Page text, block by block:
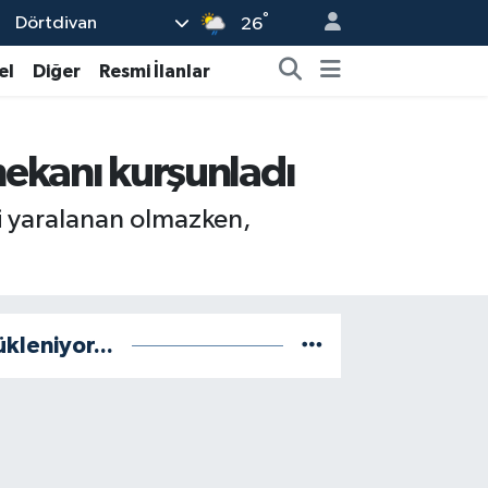
Dörtdivan 26°
Diğer Resmi İlanlar
kurşunladı
yaralanan olmazken,